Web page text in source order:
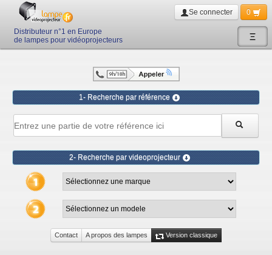
Ξ
Distributeur n°1 en Europe
de lampes pour vidéoprojecteurs
Se connecter 0
1- Recherche par référence
2- Recherche par videoprojecteur
Contact A propos des lampes Version classique